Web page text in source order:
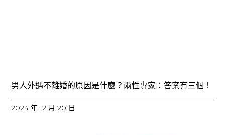
男人外遇不離婚的原因是什麼？兩性專家：答案有三個！
2024 年 12 月 20 日